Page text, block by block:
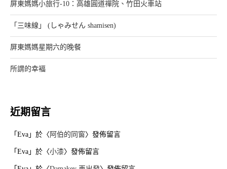
屏東媽媽小旅行-10：高雄圓道禪院、竹田火車站
「三味線」 (しゃみせん shamisen)
屏東媽媽星期六的晚餐
所謂的幸褔
近期留言
「 Eva 」於〈 阿伯的同窗〉發佈留言
「 Eva 」於〈小漆〉發佈留言